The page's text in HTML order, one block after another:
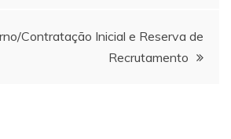
Contratação Inicial e Reserva de
Recrutamento